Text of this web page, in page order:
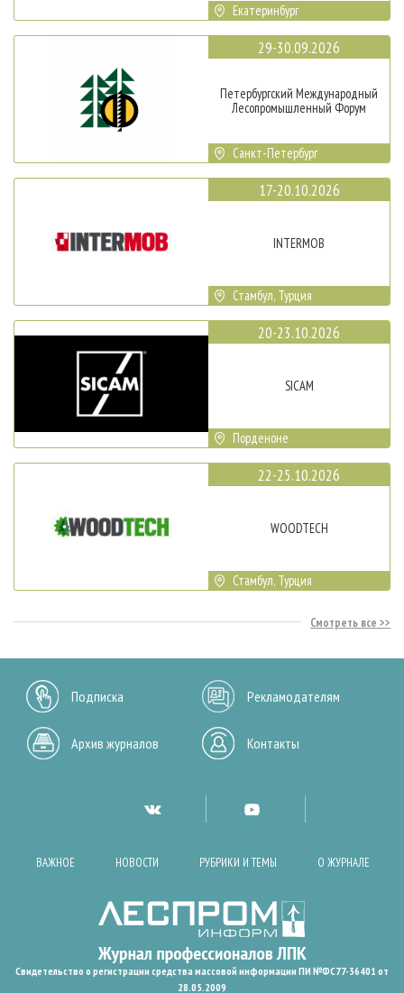
Екатеринбург
29-30.09.2026
Петербургский Международный
Лесопромышленный Форум
Санкт-Петербург
17-20.10.2026
INTERMOB
Стамбул, Турция
20-23.10.2026
SICAM
Порденоне
22-25.10.2026
WOODTECH
Стамбул, Турция
Смотреть все
Подписка Рекламодателям
Архив журналов Контакты
ВАЖНОЕ НОВОСТИ РУБРИКИ И ТЕМЫ О ЖУРНАЛЕ
Свидетельство о регистрации средства массовой информации ПИ №ФС77-36401 от
28.05.2009